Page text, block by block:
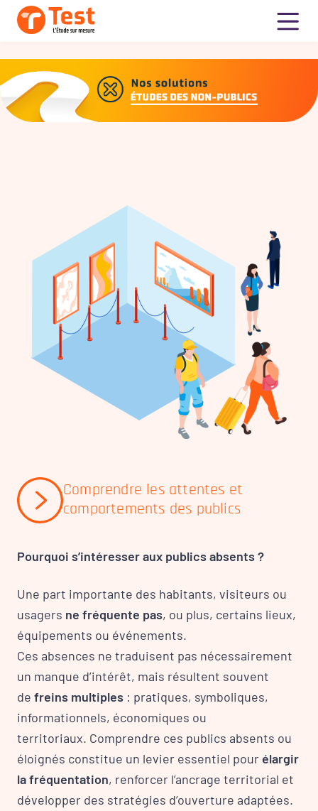
Comprendre les attentes et
comportements des publics
Pourquoi s’intéresser aux publics absents ?
Une part importante des habitants, visiteurs ou
usagers ne fréquente pas, ou plus, certains lieux,
équipements ou événements.
Ces absences ne traduisent pas nécessairement
un manque d’intérêt, mais résultent souvent
de freins multiples : pratiques, symboliques,
informationnels, économiques ou
territoriaux. Comprendre ces publics absents ou
éloignés constitue un levier essentiel pour élargir
la fréquentation, renforcer l’ancrage territorial et
développer des stratégies d’ouverture adaptées.